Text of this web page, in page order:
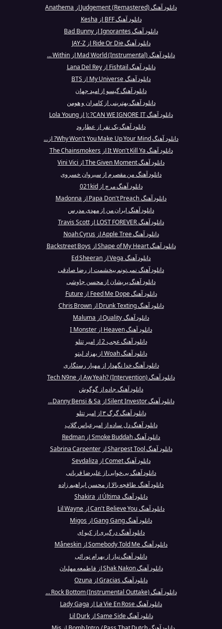
دانلود آهنگ Judgement (Remastered) از Anathema
دانلود آهنگ BFF از Kesha
دانلود آهنگ Ignorantes از Bad Bunny
دانلود آهنگ Ride Or Die از JAY-Z
دانلود آهنگ Mad World (Instrumental) از Within ...
دانلود آهنگ Fishtail از Lana Del Rey
دانلود آهنگ My Universe از BTS
دانلود آهنگ گیسو از امید جهان
دانلود آهنگ بهترینی از کامران و هومن
دانلود آهنگ CAN WE IGNORE IT? :( از Lola Young
دانلود آهنگ یک نفر از عطارود
دانلود آهنگ Why Won't You Make Up Your Mind? از...
دانلود آهنگ It Won't Kill Ya از The Chainsmokers
دانلود آهنگ The Given Moment از Vini Vici
دانلود آهنگ من مقصرم از سیروان خسروی
دانلود آهنگ مرچ از 021kid
دانلود آهنگ Papa Don't Preach از Madonna
دانلود آهنگ ایران من از مهدی مدرس
دانلود آهنگ LOST FOREVER از Travis Scott
دانلود آهنگ Apple Tree از Noah Cyrus
دانلود آهنگ Shape of My Heart از Backstreet Boys
دانلود آهنگ Vega از Ed Sheeran
دانلود آهنگ نمی‌تونم ببخشمت از رضا صادقی
دانلود آهنگ پریشان از محسن چاوشی
دانلود آهنگ Feed Me Dope از Future
دانلود آهنگ Drunk Texting از Chris Brown
دانلود آهنگ Quality از Maluma
دانلود آهنگ Heaven از I Monster
دانلود آهنگ عجب 2 از امیر تتلو
دانلود آهنگ Woah از بهزاد لیتو
دانلود آهنگ خدا نگهدار از مهیار رستگاری
دانلود آهنگ Aw Yeah? (Intervention) از Tech N9ne
دانلود آهنگ جاده از گوگوش
دانلود آهنگ Silent Investor از Danny Bensi & Sa...
دانلود آهنگ گرگ ۳ از امیر تتلو
دانلود آهنگ دل ساده از امیرعباس گلاب
دانلود آهنگ Smoke Buddah از Redman
دانلود آهنگ Sharpest Tool از Sabrina Carpenter
دانلود آهنگ Comet از Sevdaliza
دانلود آهنگ بی‌خوابی از علیرضا قربانی
دانلود آهنگ طاقچه بالا از محسن ابراهیم زاده
دانلود آهنگ Última از Shakira
دانلود آهنگ Can't Believe You از Lil Wayne
دانلود آهنگ Gang Gang از Migos
دانلود آهنگ درگیری از کیو ای
دانلود آهنگ Somebody Told Me از Måneskin
دانلود آهنگ نیاز از بهرام نورائی
دانلود آهنگ Shak Nakon از فاطمعه مهلبان
دانلود آهنگ Gracias از Ozuna
دانلود آهنگ Rock Bottom (Instrumental Outtake) ...
دانلود آهنگ La Vie En Rose از Lady Gaga
دانلود آهنگ Same Side از Lil Durk